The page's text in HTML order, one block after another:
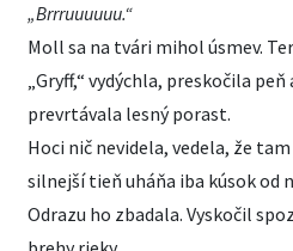
„Brrruuuuuu.“
Moll sa na tvári mihol úsmev.
„Gryff,“ vydýchla, preskočila
prevrtávala lesný porast.
Hoci nič nevidela, vedela, že
silnejší tieň uháňa iba kúsok od
Odrazu ho zbadala. Vyskočil